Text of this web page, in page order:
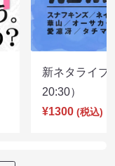
新ネタライ
20:30）
¥1300 (税込)